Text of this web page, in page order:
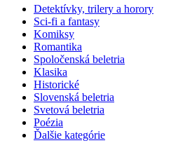
Detektívky, trilery a horory
Sci-fi a fantasy
Komiksy
Romantika
Spoločenská beletria
Klasika
Historické
Slovenská beletria
Svetová beletria
Poézia
Ďalšie kategórie